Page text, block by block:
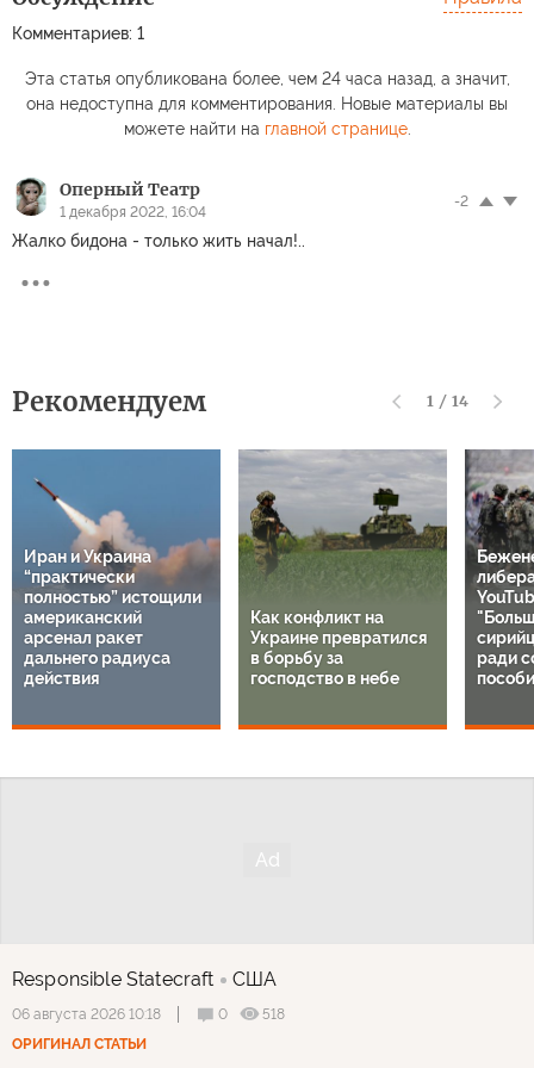
Комментариев: 1
Эта статья опубликована более, чем 24 часа назад, а значит,
она недоступна для комментирования. Новые материалы вы
можете найти на главной странице.
Оперный Театр
1 декабря 2022, 16:04
-2
Жалко бидона - только жить начал!..
Рекомендуем 1 / 14
Иран и Украина
“практически
полностью” истощили
американский
арсенал ракет
дальнего радиуса
действия
Как конфликт на
Украине превратился
в борьбу за
господство в небе
ради
Responsible Statecraft США
06 августа 2026 10:18 0
518
ОРИГИНАЛ СТАТЬИ